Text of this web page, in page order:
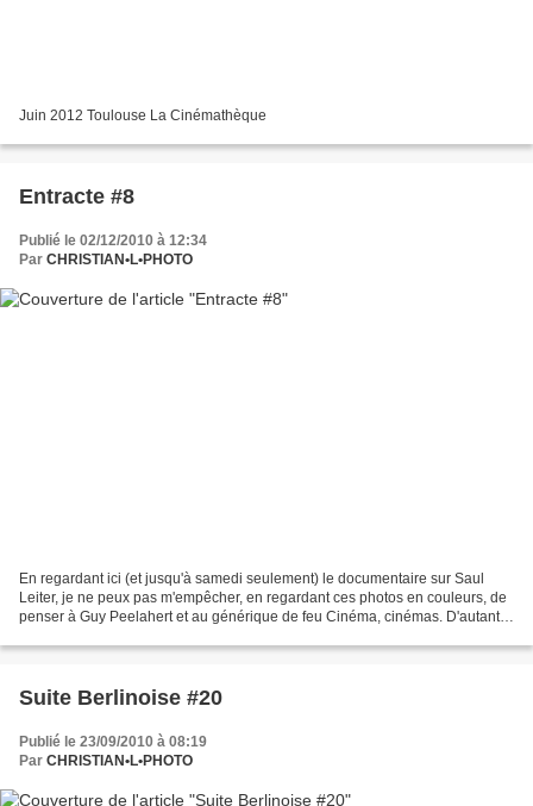
Juin 2012 Toulouse La Cinémathèque
Entracte #8
Publié le 02/12/2010 à 12:34
Par CHRISTIAN•L•PHOTO
En regardant ici (et jusqu'à samedi seulement) le documentaire sur Saul
Leiter, je ne peux pas m'empêcher, en regardant ces photos en couleurs, de
penser à Guy Peelahert et au générique de feu Cinéma, cinémas. D'autant
Suite Berlinoise #20
Publié le 23/09/2010 à 08:19
Par CHRISTIAN•L•PHOTO